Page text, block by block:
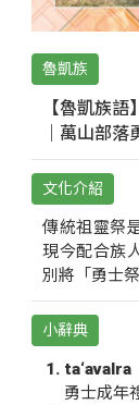
魯凱族
【魯凱族
｜萬山部
文化介紹
傳統祖靈祭
現今配合族
別將「勇士
小辭典
ta‘avalra
勇士成年